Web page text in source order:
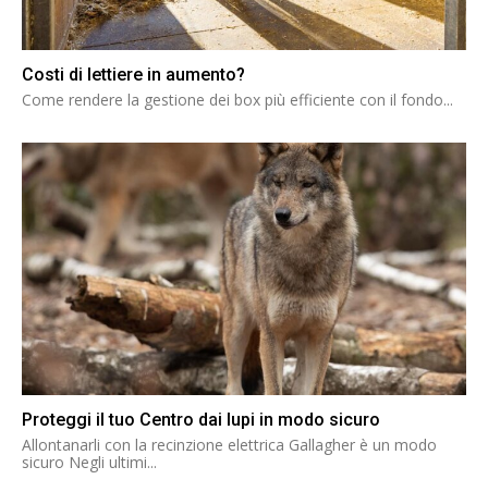
Costi di lettiere in aumento?
Come rendere la gestione dei box più efficiente con il fondo...
Proteggi il tuo Centro dai lupi in modo sicuro
Allontanarli con la recinzione elettrica Gallagher è un modo
sicuro Negli ultimi...